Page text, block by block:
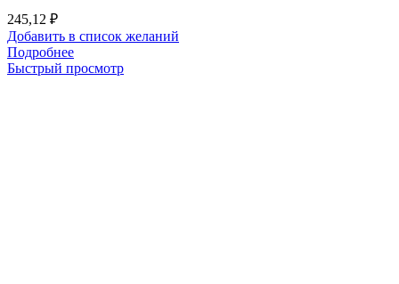
245,12 ₽
Добавить в список желаний
Подробнее
Быстрый просмотр